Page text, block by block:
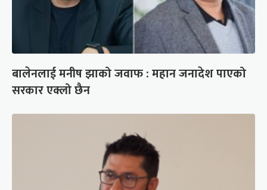
बालेनलाई मनीष झाको जवाफ : महान जनादेश पाएको
सरकार एक्लो छैन